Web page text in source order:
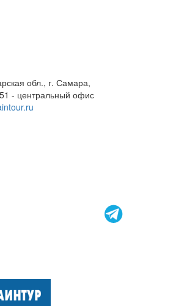
обл., г. Самара,
- центральный офис